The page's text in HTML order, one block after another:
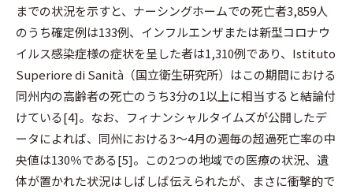
までの状況を示すと、ナーシングホームでの死亡者3,859人
のうち確定例は133例、インフルエンザまたは新型コロナウ
イルス感染症様の症状を呈した者は1,310例であり、Istituto
Superiore di Sanità（国立衛生研究所）はこの期間における
同州内の高齢者の死亡のうち3分の1以上に相当すると結論付
けている[4]。なお、フィナンシャルタイムズが公開したデ
ータによれば、同州における3〜4月の週毎の超過死亡率の中
央値は130％である[5]。この2つの地域での医療の状況、遺
体が置かれた状況はしばしば伝えられたが、まさに衝撃的で